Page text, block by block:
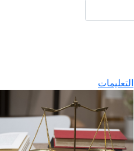
التعليمات